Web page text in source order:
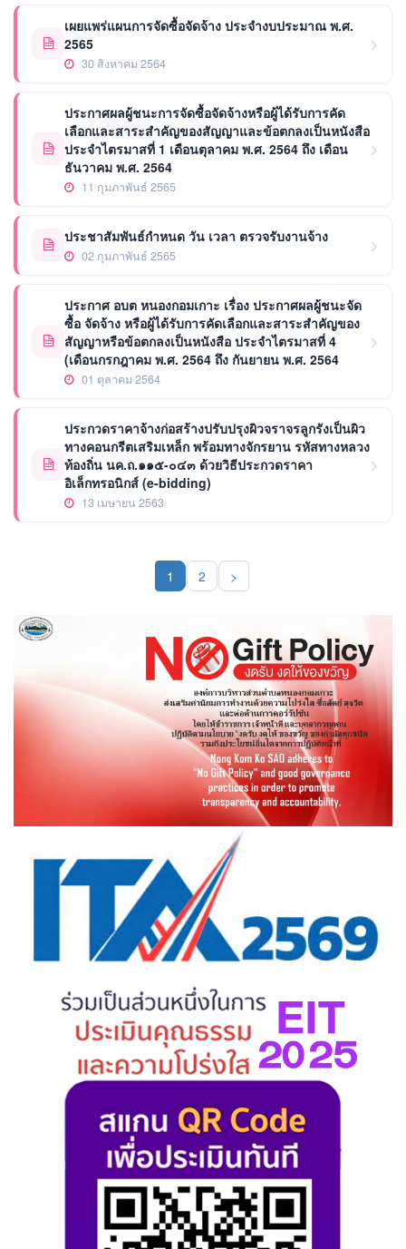
เผยแพร่แผนการจัดซื้อจัดจ้าง ประจำงบประมาณ พ.ศ.
2565
30 สิงหาคม 2564
ประกาศผลผู้ชนะการจัดซื้อจัดจ้างหรือผู้ได้รับการคัด
เลือกและสาระสำคัญของสัญญาและข้อตกลงเป็นหนังสือ
ประจำไตรมาสที่ 1 เดือนตุลาคม พ.ศ. 2564 ถึง เดือน
ธันวาคม พ.ศ. 2564
11 กุมภาพันธ์ 2565
ประชาสัมพันธ์กำหนด วัน เวลา ตรวจรับงานจ้าง
02 กุมภาพันธ์ 2565
ประกาศ อบต หนองกอมเกาะ เรื่อง ประกาศผลผู้ชนะจัด
ซื้อ จัดจ้าง หรือผู้ได้รับการคัดเลือกและสาระสำคัญของ
สัญญาหรือข้อตกลงเป็นหนังสือ ประจำไตรมาสที่ 4
(เดือนกรกฎาคม พ.ศ. 2564 ถึง กันยายน พ.ศ. 2564
01 ตุลาคม 2564
ประกวดราคาจ้างก่อสร้างปรับปรุงผิวจราจรลูกรังเป็นผิว
ทางคอนกรีตเสริมเหล็ก พร้อมทางจักรยาน รหัสทางหลวง
ท้องถิ่น นค.ถ.๑๑๕-๐๔๓ ด้วยวิธีประกวดราคา
อิเล็กทรอนิกส์ (e-bidding)
13 เมษายน 2563
1 (current)
2 >